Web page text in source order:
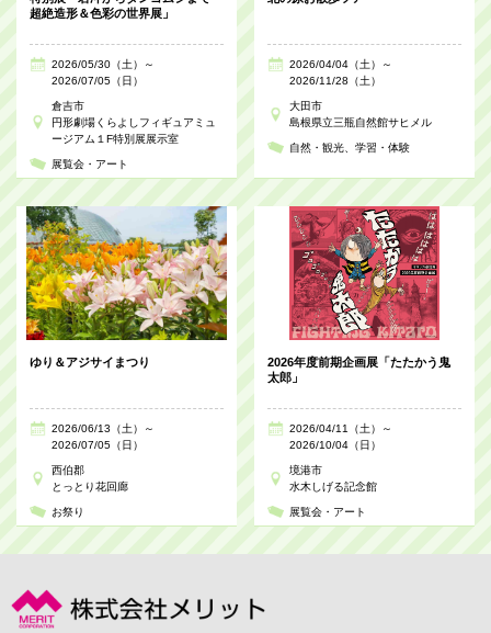
超絶造形＆色彩の世界展」
2026/05/30（土）～
2026/07/05（日）
倉吉市
円形劇場くらよしフィギュアミュ
ージアム１F特別展展示室
展覧会・アート
2026/04/04（土）～
2026/11/28（土）
大田市
島根県立三瓶自然館サヒメル
自然・観光 学習・体験
ゆり＆アジサイまつり
2026/06/13（土）～
2026/07/05（日）
西伯郡
とっとり花回廊
お祭り
2026年度前期企画展「たたかう鬼
太郎」
2026/04/11（土）～
2026/10/04（日）
境港市
水木しげる記念館
展覧会・アート